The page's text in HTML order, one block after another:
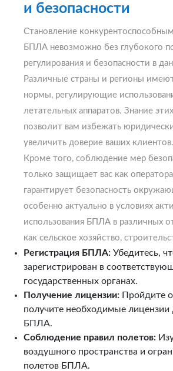
и безопасности
Становление
БПЛА невозможно без глубокого
регулирования и безопасности в
Различные страны и регионы
нормы, регулирующие
летательных аппаратов. Знание
позволит вам избежать
увеличить доверие ваших клиентов.
Кроме того, соблюдение мер
только защищает вас как
гарантирует безопасность
особенно актуально в условиях
использования БПЛА в различных
как сельское хозяйство,
Регистрация БПЛА: Убедитесь,
зарегистрирован в
государственных органах.
Получение лицензии: Пройдите
получите необходимые лицензии
БПЛА.
Соблюдение правил полетов:
воздушного пространства и
полетов БПЛА.